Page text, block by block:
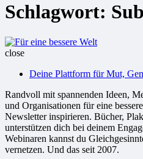
Schlagwort:
Für
Welt
close
Deine Plattform für Mut,
Randvoll mit spannenden Ideen,
und Organisationen für eine
Newsletter inspirieren. Bücher,
unterstützen dich bei deinem
Webinaren kannst du
vernetzen. Und das seit 2007.